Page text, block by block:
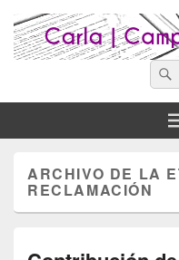
Abogadosfor:
ARCHIVO DE LA
RECLAMACIÓN